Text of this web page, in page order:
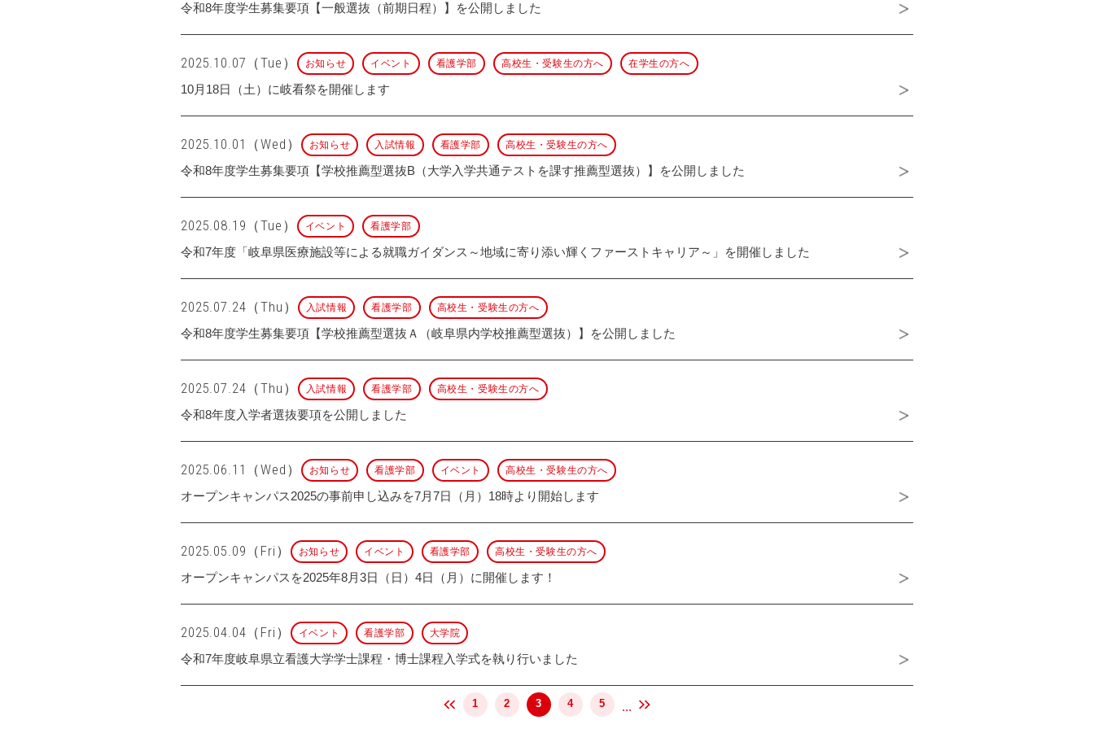
令和8年度学生募集要項【一般選抜（前期日程）】を公開しました
2025.10.07（Tue） お知らせ イベント 看護学部 高校生・受験生の方へ 在学生の方へ
10月18日（土）に岐看祭を開催します
2025.10.01（Wed） お知らせ 入試情報 看護学部 高校生・受験生の方へ
令和8年度学生募集要項【学校推薦型選抜B（大学入学共通テストを課す推薦型選抜）】を公開しました
2025.08.19（Tue） イベント 看護学部
令和7年度「岐阜県医療施設等による就職ガイダンス～地域に寄り添い輝くファーストキャリア～」を開催しました
2025.07.24（Thu） 入試情報 看護学部 高校生・受験生の方へ
令和8年度学生募集要項【学校推薦型選抜Ａ（岐阜県内学校推薦型選抜）】を公開しました
2025.07.24（Thu） 入試情報 看護学部 高校生・受験生の方へ
令和8年度入学者選抜要項を公開しました
2025.06.11（Wed） お知らせ 看護学部 イベント 高校生・受験生の方へ
オープンキャンパス2025の事前申し込みを7月7日（月）18時より開始します
2025.05.09（Fri） お知らせ イベント 看護学部 高校生・受験生の方へ
オープンキャンパスを2025年8月3日（日）4日（月）に開催します！
2025.04.04（Fri） イベント 看護学部 大学院
令和7年度岐阜県立看護大学学士課程・博士課程入学式を執り行いました
1 2 3 4 5 ...